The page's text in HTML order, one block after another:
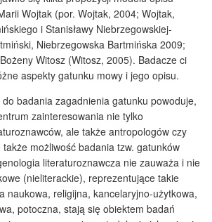
Wojtak (por. Wojtak, 2004; Wojtak,
i Stanisławy Niebrzegowskiej-
Niebrzegowska Bartmińska 2009;
Witosz (Witosz, 2005). Badacze ci
aspekty gatunku mowy i jego opisu.
badania zagadnienia gatunku powoduje,
zainteresowania nie tylko
ale także antropologów czy
możliwość badania tzw. gatunków
literaturoznawcza nie zauważa i nie
(nieliterackie), reprezentujące takie
naukowa, religijna, kancelaryjno-użytkowa,
potoczna, stają się obiektem badań